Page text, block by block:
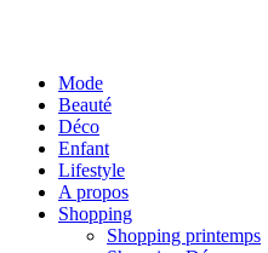
Mode
Beauté
Déco
Enfant
Lifestyle
A propos
Shopping
Shopping printemps